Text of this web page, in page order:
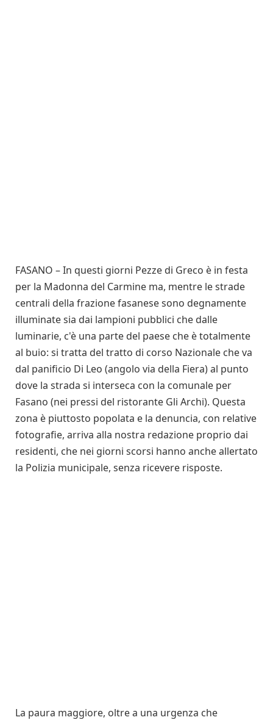
FASANO – In questi giorni Pezze di Greco è in festa
per la Madonna del Carmine ma, mentre le strade
centrali della frazione fasanese sono degnamente
illuminate sia dai lampioni pubblici che dalle
luminarie, c'è una parte del paese che è totalmente
al buio: si tratta del tratto di corso Nazionale che va
dal panificio Di Leo (angolo via della Fiera) al punto
dove la strada si interseca con la comunale per
Fasano (nei pressi del ristorante Gli Archi). Questa
zona è piuttosto popolata e la denuncia, con relative
fotografie, arriva alla nostra redazione proprio dai
residenti, che nei giorni scorsi hanno anche allertato
la Polizia municipale, senza ricevere risposte.
La paura maggiore, oltre a una urgenza che